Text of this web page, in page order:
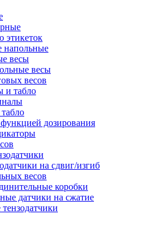
этикеток
напольные
весы
весы
весов
и табло
дозирования
на сдвиг/изгиб
весов
коробки
датчики на сжатие